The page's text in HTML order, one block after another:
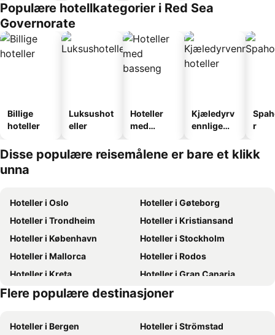
Populære hotellkategorier i Red Sea
Governorate
Billige
hoteller
Luksushot
eller
Hoteller
med
Kjæledyrv
ennlige
r
Disse populære reisemålene er bare et klikk
unna
Hoteller i Oslo
Hoteller i Gøteborg
Hoteller i Trondheim
Hoteller i Kristiansand
Hoteller i København
Hoteller i Stockholm
Hoteller i Mallorca
Hoteller i Rodos
Hoteller i Kreta
Hoteller i Gran Canaria
Hoteller i Sverige
Hoteller i Norge
Flere populære destinasjoner
Hoteller i Bergen
Hoteller i Strömstad